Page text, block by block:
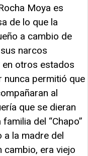
Moya es
de lo que la
a cambio de
narcos
otros estados
nunca permitió que
al
que se dieran
del “Chapo”
a la madre del
cambio, era viejo